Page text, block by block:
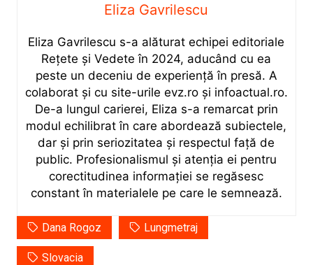
Eliza Gavrilescu
Eliza Gavrilescu s-a alăturat echipei editoriale
Rețete şi Vedete în 2024, aducând cu ea
peste un deceniu de experiență în presă. A
colaborat și cu site-urile evz.ro și infoactual.ro.
De-a lungul carierei, Eliza s-a remarcat prin
modul echilibrat în care abordează subiectele,
dar și prin seriozitatea și respectul față de
public. Profesionalismul și atenția ei pentru
corectitudinea informației se regăsesc
constant în materialele pe care le semnează.
Dana Rogoz Lungmetraj
Slovacia